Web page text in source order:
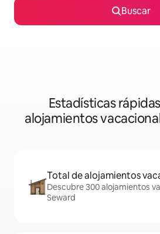
Buscar
Estadísticas
alojamientos
Total de alojamientos
Descubre 300 alojamientos
Seward